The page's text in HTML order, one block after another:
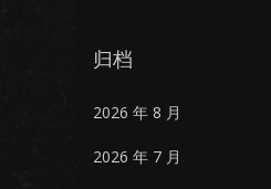
归档
2026 年 8 月
2026 年 7 月